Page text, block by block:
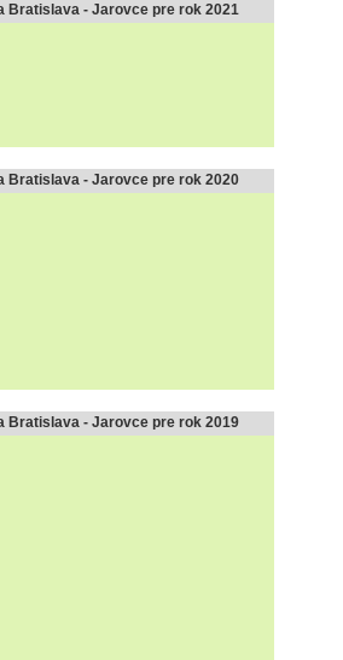
Bratislava - Jarovce pre rok 2021
Bratislava - Jarovce pre rok 2020
Bratislava - Jarovce pre rok 2019